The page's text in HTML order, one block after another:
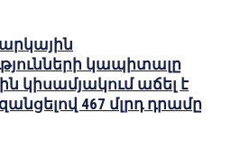
կապիտալը
կիսամյակում աճել է
467 մլրդ դրամը